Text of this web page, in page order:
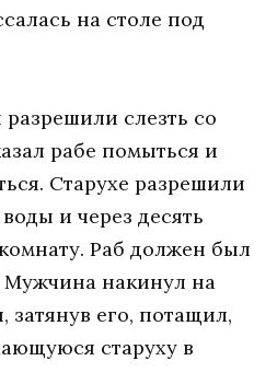
на столе под
разрешили слезть со
рабе помыться и
Старухе разрешили
и через десять
Раб должен был
Мужчина накинул на
его, потащил,
старуху в